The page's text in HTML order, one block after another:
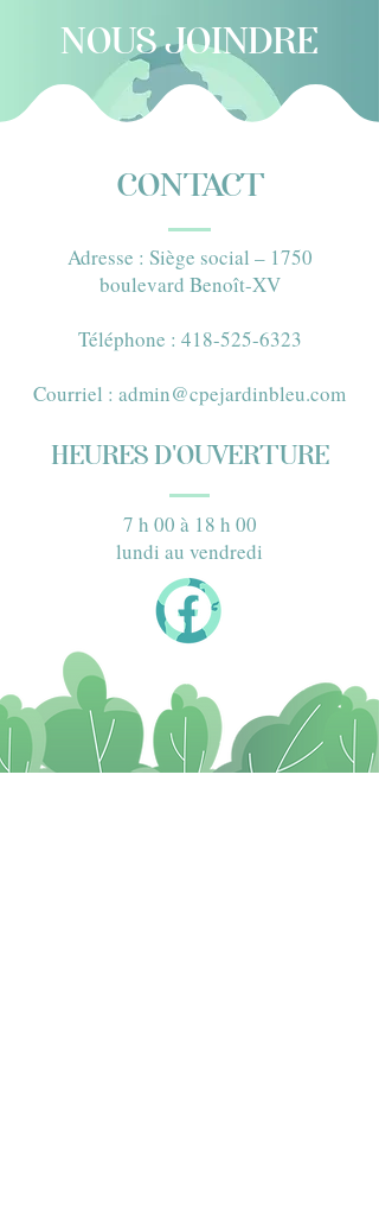
NOUS JOINDRE
CONTACT
Adresse : Siège social – 1750
boulevard Benoît-XV​
Téléphone : 418-525-6323​
Courriel : admin@cpejardinbleu.com
HEURES D'OUVERTURE
7 h 00 à 18 h 00
lundi au vendredi